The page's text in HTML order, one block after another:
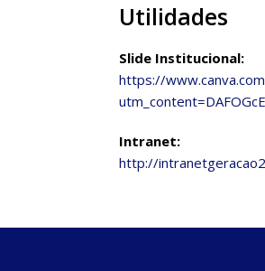
Utilidades
Slide Institucional:
https://
Intranet:
http://